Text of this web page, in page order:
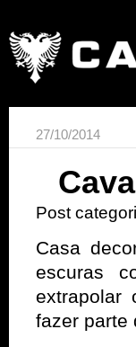
27/10/2014
Post
Casa
escuras
extrapolar
fazer parte